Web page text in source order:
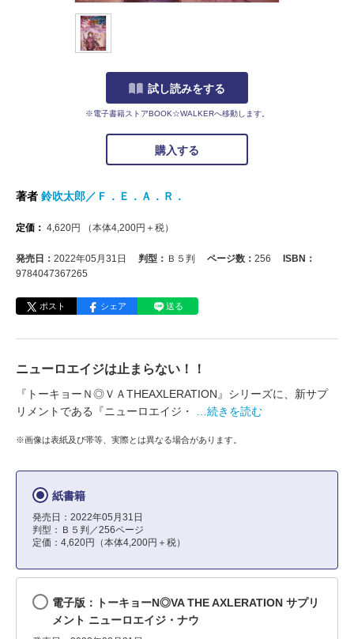
試し読みをする
※電子書籍ストアBOOK☆WALKERへ移動します。
購入する
著者 鈴吹太郎／Ｆ．Ｅ．Ａ．Ｒ．
定価： 4,620円 （本体4,200円＋税）
発売日： 2022年05月31日 判型： Ｂ５判 ページ数： 256
ISBN：
9784047367265
ポスト シェア 送る
ニューロエイジは止まらない！！
『トーキョーＮ◎ＶＡTHEAXLERATION』シリーズに、新サプ
リメントである『ニューロエイジ・
…続きを読む
※画像は表紙及び帯等、実際とは異なる場合があります。
紙書籍
発売日：2022年05月31日
判型：Ｂ５判／256ページ
定価：4,620円（本体4,200円＋税）
電子版：トーキョーN◎VA THE AXLERATION サプリ
メント ニューロエイジ・ナウ